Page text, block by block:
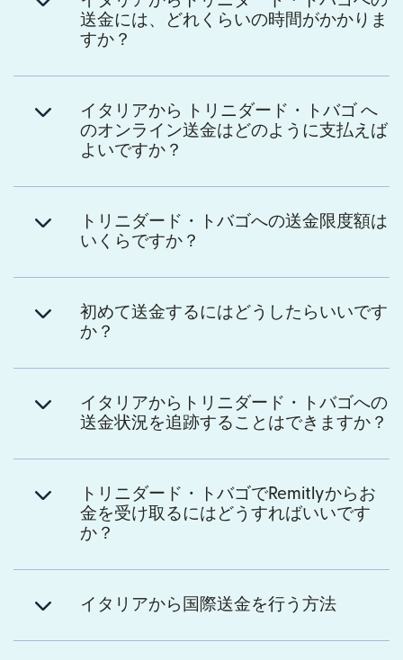
送金には、どれくらいの時間がかかりま
すか？
イタリアから トリニダード・トバゴ へ
のオンライン送金はどのように支払えば
よいですか？
トリニダード・トバゴへの送金限度額は
いくらですか？
初めて送金するにはどうしたらいいです
か？
イタリアからトリニダード・トバゴへの
送金状況を追跡することはできますか？
トリニダード・トバゴでRemitlyからお
金を受け取るにはどうすればいいです
か？
イタリアから国際送金を行う方法